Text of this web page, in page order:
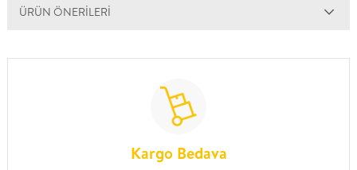
ÜRÜN ÖNERILERI
Kargo Bedava